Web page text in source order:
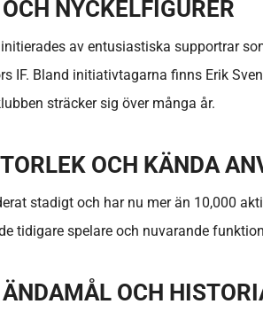
NYCKELFIGURER
av entusiastiska supportrar
IF. Bland initiativtagarna finns Erik
sträcker sig över många år.
OCH KÄNDA
stadigt och har nu mer än 10,000
tidigare spelare och nuvarande
OCH